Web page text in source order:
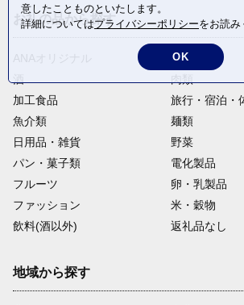
お礼の品から探す
定期便
加工食品
旅行・宿泊・
魚介類
麺類
日用品・雑貨
野菜
パン・菓子類
電化製品
フルーツ
卵・乳製品
ファッション
米・穀物
飲料(酒以外)
返礼品なし
地域から探す
意したことものといたします。
詳細についてはプライバシーポリシーをお読み
OK